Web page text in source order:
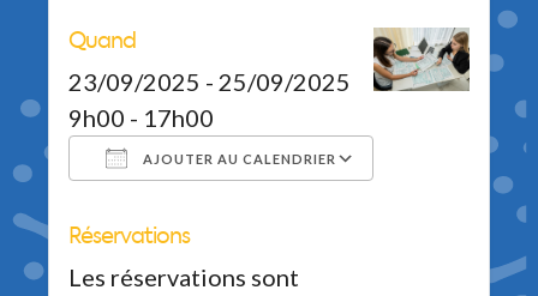
Quand
23/09/2025 - 25/09/2025
9h00 - 17h00
AJOUTER AU CALENDRIER
Télécharger ICS
Calendrier Google
Réservations
Les réservations sont